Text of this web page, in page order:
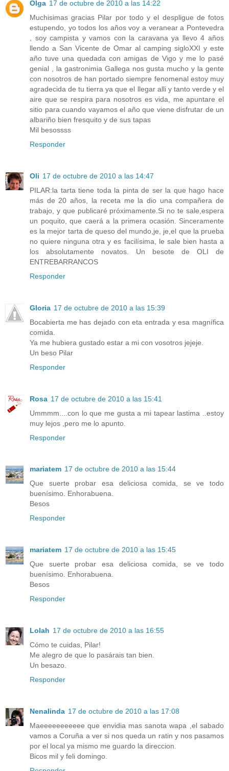
Olga 17 de octubre de 2010 a las 14:22
Muchisimas gracias Pilar por todo y el despligue de fotos
estupendo, yo todos los años voy a veranear a Pontevedra
, soy campista y vamos con la caravana ya llevo 4 años
llendo a San Vicente de Omar al camping sigloXXI y este
año tuve una quedada con amigas de Vigo y me lo pasé
genial , la gastronimia Gallega nos gusta mucho y la gente
con nosotros de han portado siempre fenomenal estoy muy
agradecida de tu tierra ya que el llegar alli y tanto verde y el
aire que se respira para nosotros es vida, me apuntare el
sitio para cuando vayamos el año que viene disfrutar de un
albariño bien fresquito y de sus tapas
Mil besossss
Responder
Oli 17 de octubre de 2010 a las 14:47
PILAR:la tarta tiene toda la pinta de ser la que hago hace
más de 20 años, la receta me la dio una compañera de
trabajo, y que publicaré próximamente.Si no te sale,espera
un poquito, que caerá a la primera ocasión. Sinceramente
es la mejor tarta de queso del mundo,je, je,el que la prueba
no quiere ninguna otra y es facilísima, le sale bien hasta a
los absolutamente novatos. Un besote de OLI de
ENTREBARRANCOS
Responder
Gloria 17 de octubre de 2010 a las 15:39
Bocabierta me has dejado con eta entrada y esa magnífica
comida.
Ya me hubiera gustado estar a mi con vosotros jejeje.
Un beso Pilar
Responder
Rosa 17 de octubre de 2010 a las 15:41
Ummmm....con lo que me gusta a mi tapear lastima ..estoy
muy lejos ,pero me lo apunto.
Responder
mariatem 17 de octubre de 2010 a las 15:44
Que suerte probar esa deliciosa comida, se ve todo
buenísimo. Enhorabuena.
Besos
Responder
mariatem 17 de octubre de 2010 a las 15:45
Que suerte probar esa deliciosa comida, se ve todo
buenísimo. Enhorabuena.
Besos
Responder
Lolah 17 de octubre de 2010 a las 16:55
Cómo te cuidas, Pilar!
Me alegro de que lo pasárais tan bien.
Un besazo.
Responder
Nenalinda 17 de octubre de 2010 a las 17:08
Maeeeeeeeeeee que envidia mas sanota wapa ,el sabado
vamos a Coruña a ver si nos queda un ratin y nos pasamos
por el local ya mismo me guardo la direccion.
Bicos mil y feli domingo.